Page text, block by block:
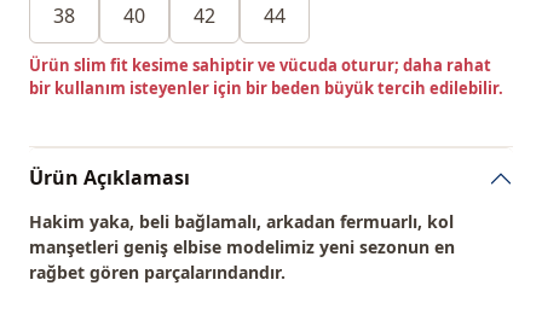
38 40 42 44
Ürün slim fit kesime sahiptir ve vücuda oturur; daha rahat
bir kullanım isteyenler için bir beden büyük tercih edilebilir.
Ürün Açıklaması
Hakim yaka, beli bağlamalı, arkadan fermuarlı, kol
manşetleri geniş elbise modelimiz yeni sezonun en
rağbet gören parçalarındandır.